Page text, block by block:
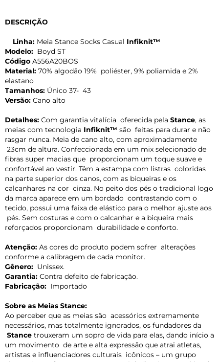
DESCRIÇÃO
Linha: Meia Stance Socks Casual Infiknit™
Modelo: Boyd ST
Código A556A20BOS
Material: 70% algodão 19% poliéster, 9% poliamida e 2%
elastano
Tamanhos: Único 37- 43
Versão: Cano alto
Detalhes: Com garantia vitalícia oferecida pela Stance, as
meias com tecnologia Infiknit™ são feitas para durar e não
rasgar nunca. Meia de cano alto, com aproximadamente
23cm de altura. Confeccionada em um mix selecionado de
fibras super macias que proporcionam um toque suave e
confortável ao vestir. Têm a estampa com listras coloridas
na parte superior dos canos, com as biqueiras e os
calcanhares na cor cinza. No peito dos pés o tradicional logo
da marca aparece em um bordado contrastando com o
tecido, possui uma faixa de elástico para o melhor ajuste aos
pés. Sem costuras e com o calcanhar e a biqueira mais
reforçados proporcionam durabilidade e conforto.
Atenção: As cores do produto podem sofrer alterações
conforme a calibragem de cada monitor.
Gênero: Unissex.
Garantia: Contra defeito de fabricação.
Fabricação: Importado
Sobre as Meias Stance:
Ao perceber que as meias são acessórios extremamente
necessários, mas totalmente ignorados, os fundadores da
Stance trouxeram um sopro de vida para elas, dando início a
um movimento de arte e alta expressão que atrai atletas,
artistas e influenciadores culturais icônicos – um grupo